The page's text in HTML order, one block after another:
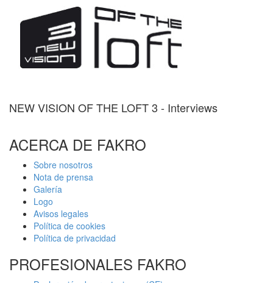
NEW VISION OF THE LOFT 3 - Interviews
ACERCA DE FAKRO
Sobre nosotros
Nota de prensa
Galería
Logo
Avisos legales
Política de cookies
Política de privacidad
PROFESIONALES FAKRO